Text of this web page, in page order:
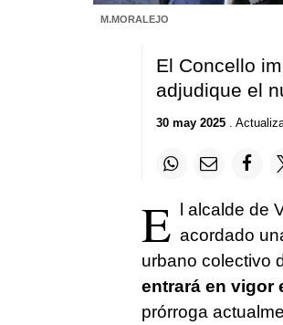
M.MORALEJO
El Concello
adjudique el
30 may 2025.
E l alcalde de
acordado
urbano colectivo
entrará en vigor
prórroga